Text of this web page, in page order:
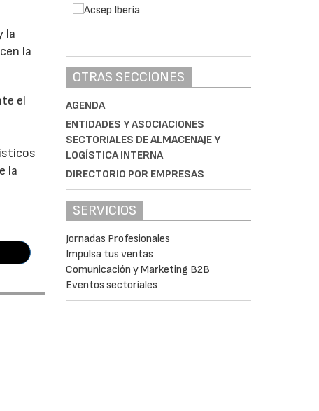
la
la
el
la
OTRAS SECCIONES
AGENDA
ENTIDADES Y ASOCIACIONES
SECTORIALES DE ALMACENAJE Y
LOGÍSTICA INTERNA
DIRECTORIO POR EMPRESAS
SERVICIOS
Jornadas Profesionales
Impulsa tus ventas
Comunicación y Marketing B2B
Eventos sectoriales